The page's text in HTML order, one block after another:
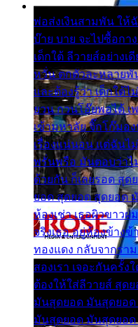
พ่อส่งเงินสามพัน ให้
บ๊าย บาย จะไปซื้อกา
เด็กใต้ ลีวายส์อย่างเ
หวั่น ตกตัวละหลายพั
และต้องรู้ว่า เด็กใต้ไ
ยวน กวนโอ๊ยพอได้ เ
เข้ามหาลัย จิ๊กโก๊มอ
เรื่องแน่นอน แต่ฉันไ
พรั่นพรือ มันตอบว่าไ
ด้วยกัน ก็เลยรอด สุ
ยอด สุดยอด สุดยอด
ห้องเช่า เธอผิวขาวผ
จริงเธอ อยู่ห้องข้างข้
ทองแดง กลับจากรา
สองเรา เจอะกันครั้ง
ต้องให้ใส่ลีวายส์ สุด
มันสุดยอด มันสุดยอ
มันสุดยอด มันสุดยอ